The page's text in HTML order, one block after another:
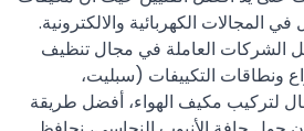
المجالات الكهربائية والالكترونية.
الشركات العاملة في مجال تنظيف
ونطاقات التكييفات (سبليت،
لتركيب مكيف الهواء، أفضل طريقة